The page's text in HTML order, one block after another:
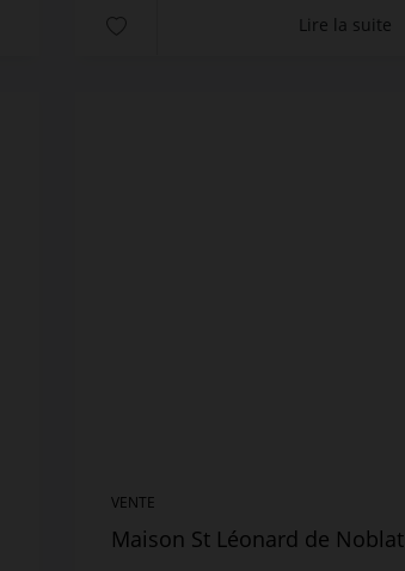
Lire la suite
VENTE
Maison St Léonard de Noblat